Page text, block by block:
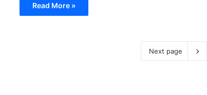
Read More »
Next page